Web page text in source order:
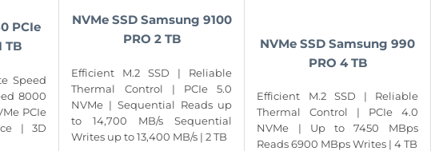
PCIe
TB
Speed
8000
PCIe
| 3D
NVMe SSD Samsung 9100
PRO 2 TB
Efficient M.2 SSD | Reliable
Thermal Control | PCIe 5.0
NVMe | Sequential Reads up
to 14,700 MB/s Sequential
Writes up to 13,400 MB/s | 2 TB
NVMe SSD Samsung 990
PRO 4 TB
Efficient M.2 SSD | Reliable
Thermal Control | PCIe 4.0
NVMe | Up to 7450 MBps
Reads 6900 MBps Writes | 4 TB